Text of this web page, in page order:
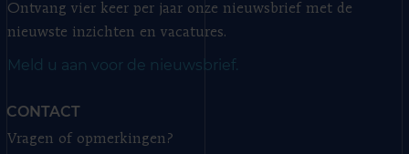
Ontvang vier keer per jaar onze nieuwsbrief met de
nieuwste inzichten en vacatures.
Meld u aan voor de nieuwsbrief.
CONTACT
Vragen of opmerkingen?